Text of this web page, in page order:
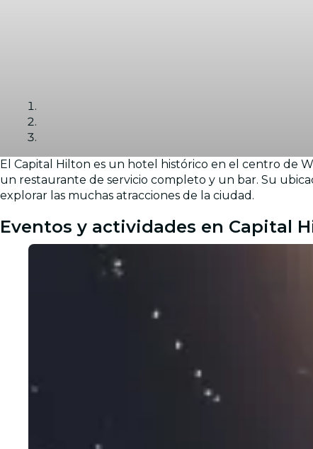
Galería
El Capital Hilton es un hotel histórico en el centro de
un restaurante de servicio completo y un bar. Su
explorar las muchas atracciones de la ciudad.
Eventos y actividades en Capital